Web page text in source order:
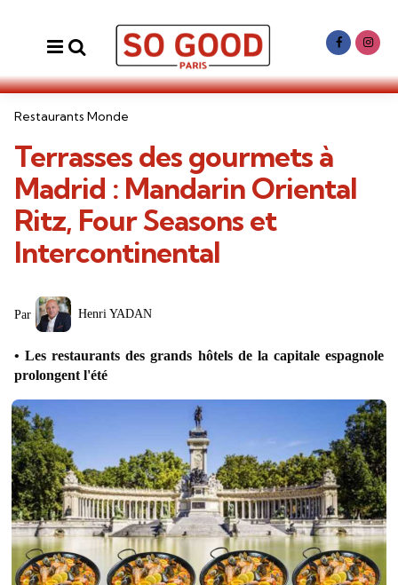
Menu
Categories
Restaurants Monde
Terrasses des gourmets à
Madrid : Mandarin Oriental
Ritz, Four Seasons et
Intercontinental
Posted
Par Henri YADAN
Les restaurants des grands hôtels de la capitale espagnole
prolongent l'été